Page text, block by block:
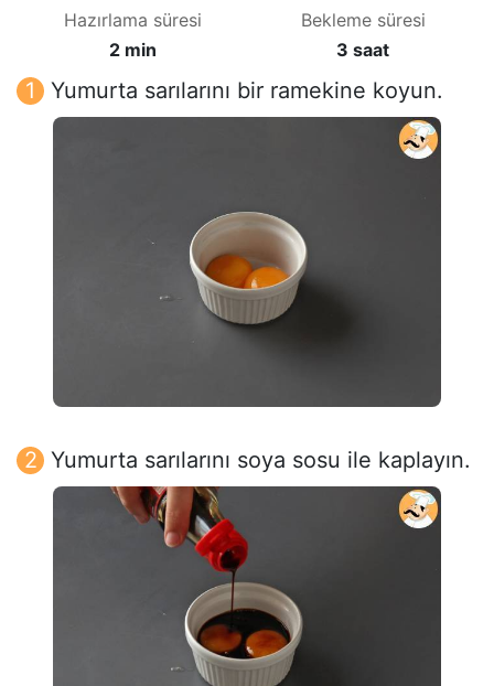
Hazırlama süresi
2 min
Bekleme süresi
3 saat
Yumurta sarılarını bir ramekine koyun.
Yumurta sarılarını soya sosu ile kaplayın.